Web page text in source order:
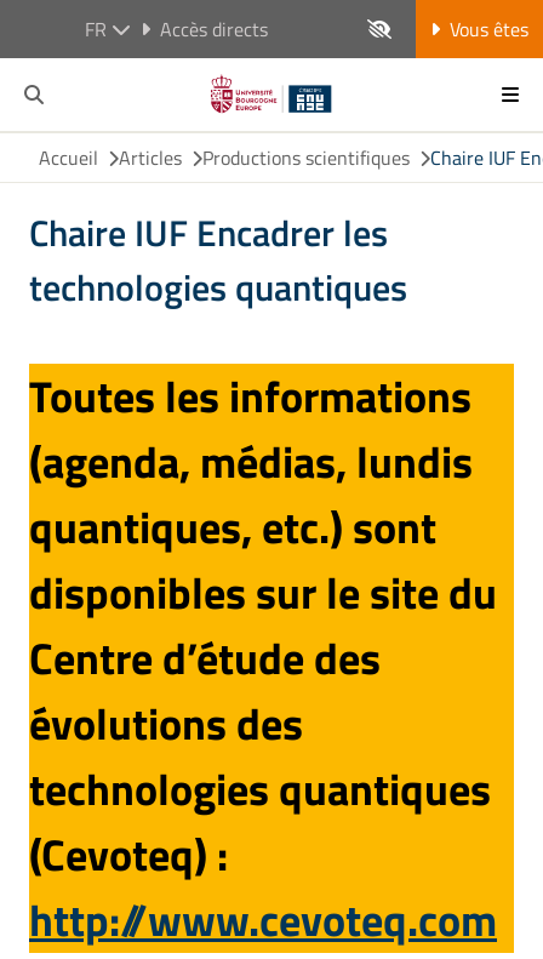
FR Accès directs Vous êtes
Accueil Articles Productions scientifiques Chaire IUF
Chaire IUF Encadrer les
technologies quantiques
Toutes les informations
(agenda, médias, lundis
quantiques, etc.) sont
disponibles sur le site du
Centre d’étude des
évolutions des
technologies quantiques
(Cevoteq) :
http://www.cevoteq.com